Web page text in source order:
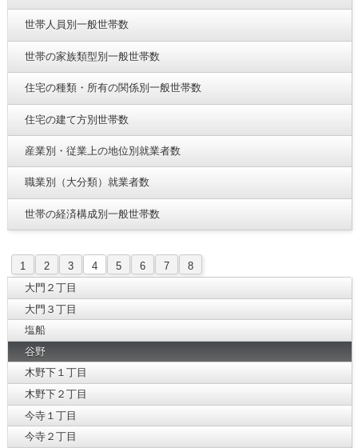
世帯人員別一般世帯数
世帯の家族類型別一般世帯数
住宅の種類・所有の関係別一般世帯数
住宅の建て方別世帯数
産業別・従業上の地位別就業者数
職業別（大分類）就業者数
世帯の経済構成別一般世帯数
1 2 3 4 5 6 7
8
大門２丁目
大門３丁目
塩船
谷野
木野下１丁目
木野下２丁目
今寺１丁目
今寺２丁目